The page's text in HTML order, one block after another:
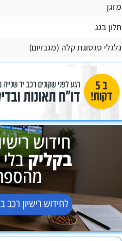
מזגן
חלון בגג
גלגלי סגסוגת קלה (מגנזיום)